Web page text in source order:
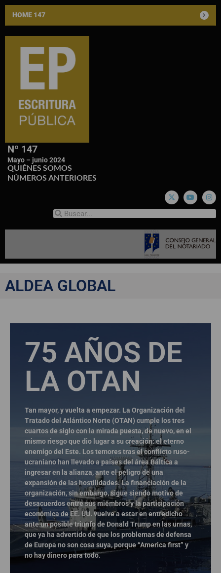
HOME 147
Nº 147
Mayo – junio 2024
QUIÉNES SOMOS
NÚMEROS ANTERIORES
ALDEA GLOBAL
75 AÑOS DE
LA OTAN
Tan mayor, y vuelta a empezar. La Organización del
Tratado del Atlántico Norte (OTAN) cumple los tres
cuartos de siglo con la mirada puesta, de nuevo, en el
mismo riesgo que dio lugar a su creación: el eterno
enemigo del Este. Los temores tras el conflicto ruso-
ucraniano han llevado a países del área Báltica a
ingresar en la alianza, ante el peligro de una
expansión de las hostilidades. La financiación de la
organización, sin embargo, sigue siendo motivo de
desacuerdos entre sus miembros y la participación
económica de EE. UU. vuelve a estar en entredicho
ante un posible triunfo de Donald Trump en las urnas,
que ya ha advertido de que los problemas de defensa
de Europa no son cosa suya, porque “America first” y
no hay dinero para todo.